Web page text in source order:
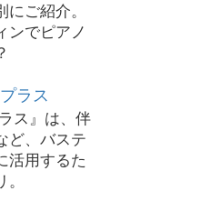
ご紹介。
ンでピアノ
ラス
ス』は、伴
ど、バステ
活用するた